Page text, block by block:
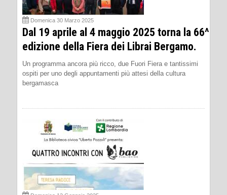
Domenica 30 Marzo 2025
Dal 19 aprile al 4 maggio 2025 torna la 66^
edizione della Fiera dei Librai Bergamo.
Un programma ancora più ricco, due Fuori Fiera e tantissimi
ospiti per uno degli appuntamenti più attesi della cultura
bergamasca